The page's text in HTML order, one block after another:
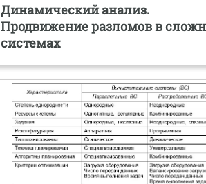
Динамический анализ.
Продвижение разломов в
системах